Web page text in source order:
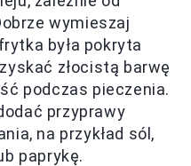
wymieszaj
była pokryta
złocistą barwę
podczas pieczenia.
przyprawy
na przykład sól,
paprykę.